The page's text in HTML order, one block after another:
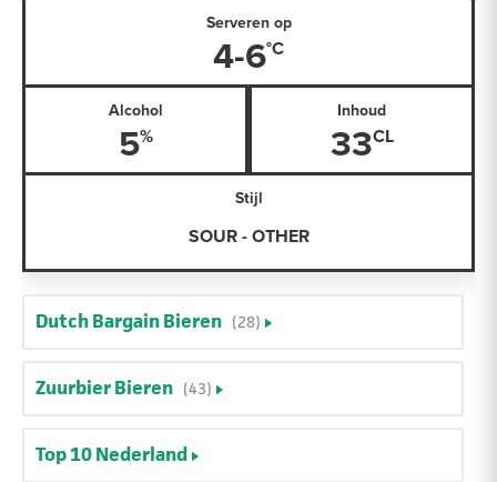
Serveren op
4-6
Alcohol
5
Inhoud
33
Stijl
SOUR - OTHER
Dutch Bargain Bieren (28)
Zuurbier Bieren (43)
Top 10 Nederland